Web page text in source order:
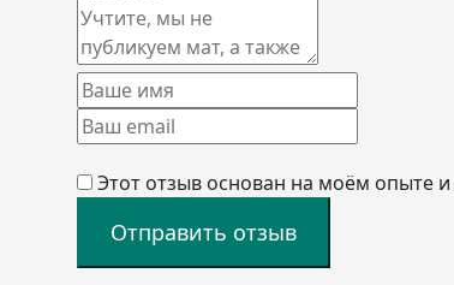
Этот отзыв основан на моём опыте
Отправить отзыв